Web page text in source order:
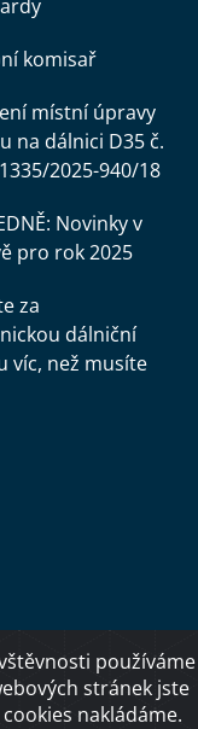
komisař
místní úpravy
na dálnici D35 č.
2025-940/18
Novinky v
pro rok 2025
za
dálniční
víc, než musíte
ČR
používáme
stránek jste
nakládáme.